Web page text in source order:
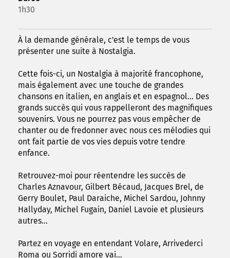
1h30
À la demande générale, c'est le temps de vous
présenter une suite à Nostalgia.
Cette fois-ci, un Nostalgia à majorité francophone,
mais également avec une touche de grandes
chansons en italien, en anglais et en espagnol... Des
grands succès qui vous rappelleront des magnifiques
souvenirs. Vous ne pourrez pas vous empêcher de
chanter ou de fredonner avec nous ces mélodies qui
ont fait partie de vos vies depuis votre tendre
enfance.
Retrouvez-moi pour réentendre les succès de
Charles Aznavour, Gilbert Bécaud, Jacques Brel, de
Gerry Boulet, Paul Daraiche, Michel Sardou, Johnny
Hallyday, Michel Fugain, Daniel Lavoie et plusieurs
autres...
Partez en voyage en entendant Volare, Arrivederci
Roma ou Sorridi amore vai...